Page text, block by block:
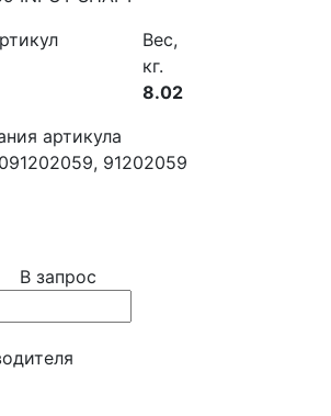
Вес,
кг.
8.02
артикула
91202059
В запрос